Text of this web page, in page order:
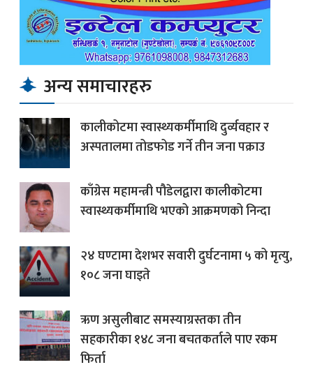
अन्य समाचारहरु
कालीकोटमा स्वास्थ्यकर्मीमाथि दुर्व्यवहार र
अस्पतालमा तोडफोड गर्ने तीन जना पक्राउ
काँग्रेस महामन्त्री पौडेलद्वारा कालीकोटमा
स्वास्थ्यकर्मीमाथि भएको आक्रमणको निन्दा
२४ घण्टामा देशभर सवारी दुर्घटनामा ५ को मृत्यु,
१०८ जना घाइते
ऋण असुलीबाट समस्याग्रस्तका तीन
सहकारीका १४८ जना बचतकर्ताले पाए रकम
फिर्ता